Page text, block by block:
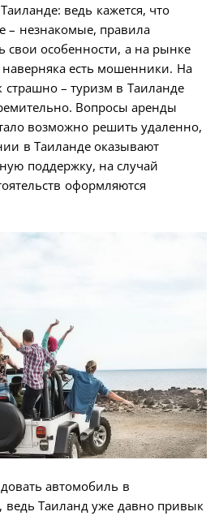
ведь кажется, что
– незнакомые, правила
свои особенности, а на рынке
есть мошенники. На
страшно – туризм в Таиланде
Вопросы аренды
возможно решить удаленно,
в Таиланде оказывают
поддержку, на случай
оформляются
автомобиль в
ведь Таиланд уже давно привык